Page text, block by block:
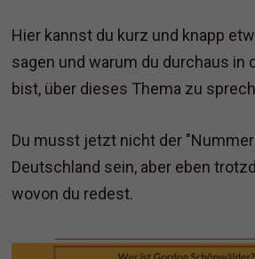
Hier kannst du kurz und knapp
sagen und warum du durchaus in
bist, über dieses Thema zu
Du musst jetzt nicht der
Deutschland sein, aber eben
wovon du redest.